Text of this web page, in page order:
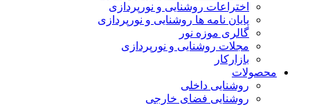
اختراعات روشنایی و نورپردازی
پایان نامه ها روشنایی و نورپردازی
گالری موزه نور
مجلات روشنایی و نورپردازی
بازارکار
محصولات
روشنایی داخلی
روشنایی فضای خارجی